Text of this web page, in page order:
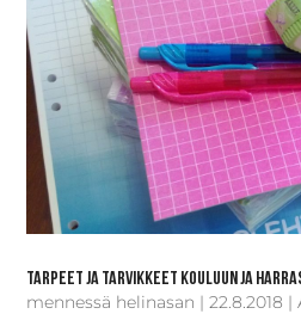
Tarpeet ja tarvikkeet kouluun ja
mennessä helinasan |22.8.2018 |